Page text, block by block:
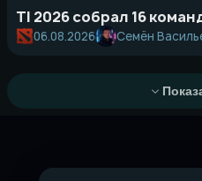
TI 2026 собрал 16
06.08.2026 Семён